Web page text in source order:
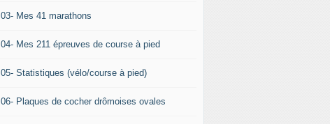
03- Mes 41 marathons
04- Mes 211 épreuves de course à pied
05- Statistiques (vélo/course à pied)
06- Plaques de cocher drômoises ovales